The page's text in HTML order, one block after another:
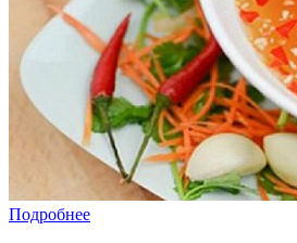
Подробнее